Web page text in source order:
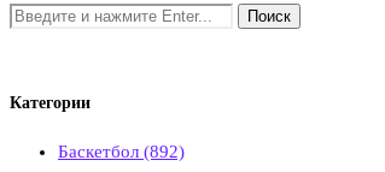
Категории
Баскетбол (892)